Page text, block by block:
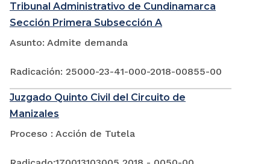
Tribunal Administrativo de Cundinamarca
Sección Primera Subsección A
Asunto: Admite demanda
Radicación: 25000-23-41-000-2018-00855-00
Juzgado Quinto Civil del Circuito de
Manizales
Proceso : Acción de Tutela